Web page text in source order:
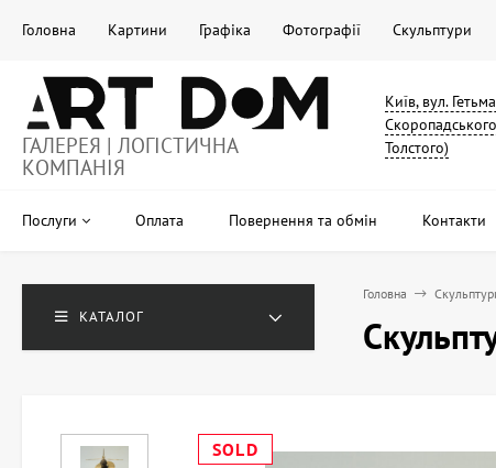
Головна Картини Графіка Фотографії Скульптури
ГАЛЕРЕЯ | ЛОГІСТИЧНА
КОМПАНІЯ
Київ, вул.
Толстого)
Послуги Оплата Повернення та обмін Контакти
КАТАЛОГ
Головна
SOLD